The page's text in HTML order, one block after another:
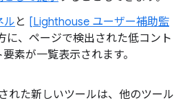
ルと [Lighthouse ユーザー補助監
に、ページで検出された低コント
素が一覧表示されます。
れた新しいツールは、他のツール